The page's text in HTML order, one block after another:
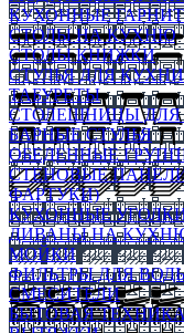
КУХОННЫЕ
СТОЛЫ НА КУХНЮ
СТОЛЫ КНИЖКИ
СТУЛЬЯ ДЛЯ КУХНИ
ТАБУРЕТЫ
СТОЛЕШНИЦЫ ДЛЯ
БАРНЫЕ СТУЛЬЯ
ОБЕДЕННЫЕ
СТЕНОВЫЕ
ФАРТУКИ)
КУХОННЫЕ
ДИВАНЫ НА
МОЙКИ
ФИЛЬТРЫ ДЛЯ
СМЕСИТЕЛИ
БЫТОВАЯ